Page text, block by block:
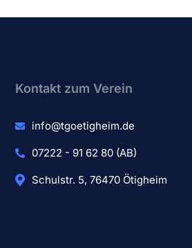
Kontakt zum Verein​
info@tgoetigheim.de
07222 - 91 62 80 (AB)
Schulstr. 5, 76470 Ötigheim